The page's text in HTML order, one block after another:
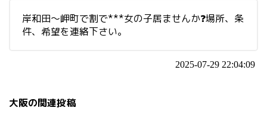
岸和田〜岬町で割で***女の子居ませんか❓場所、条
件、希望を連絡下さい。
2025-07-29 22:04:09
大阪の関連投稿